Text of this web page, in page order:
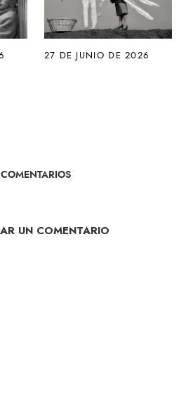
27 DE JUNIO DE 2026
COMENTARIOS
UN COMENTARIO